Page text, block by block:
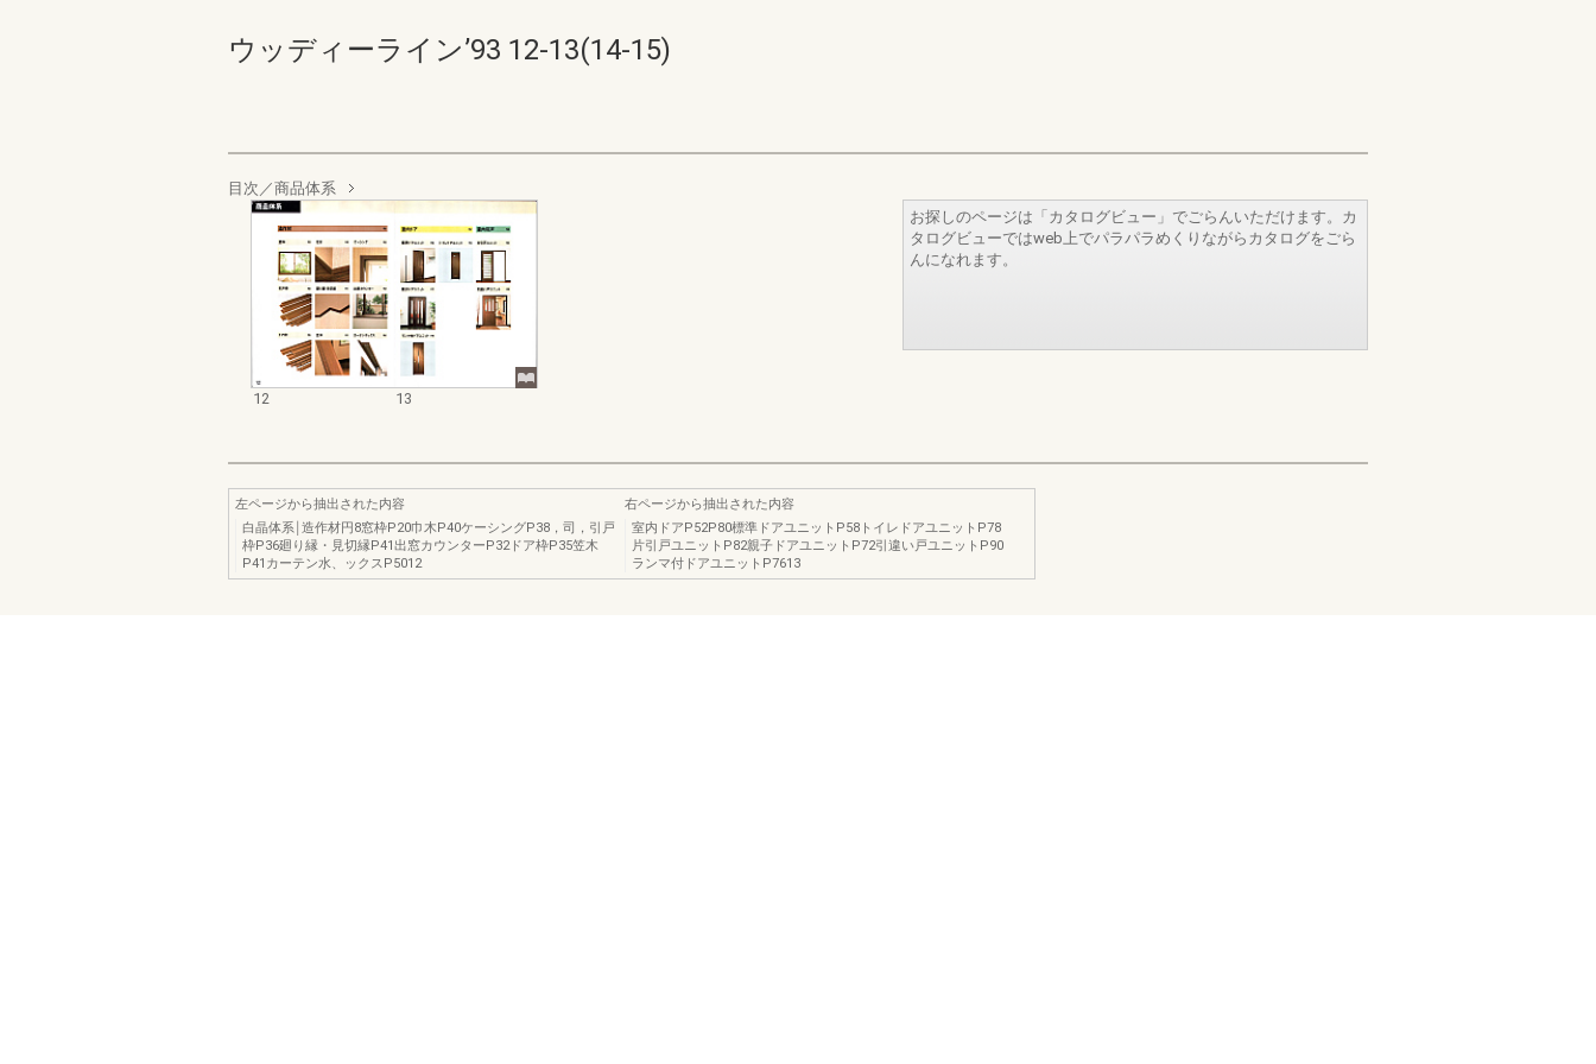
ウッディーライン’93 12-13(14-15)
目次／商品体系
12 13
お探しのページは「カタログビュー」でごらんいただけます。カ
タログビューではweb上でパラパラめくりながらカタログをごら
んになれます。
左ページから抽出された内容
白晶体系￨造作材円8窓枠P20巾木P40ケーシングP38，司，引戸
枠P36廻り縁・見切縁P41出窓カウンターP32ドア枠P35笠木
P41カーテン水、ックスP5012
右ページから抽出された内容
室内ドアP52P80標準ドアユニットP58トイレドアユニットP78
片引戸ユニットP82親子ドアユニットP72引違い戸ユニットP90
ランマ付ドアユニットP7613